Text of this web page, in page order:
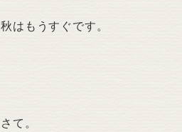
秋はもうすぐです。
さて。